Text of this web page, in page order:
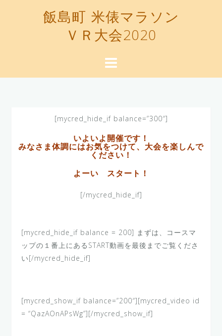
飯島町 米俵マラソン
ＶＲ大会2020
[mycred_hide_if balance=”300″]
いよいよ開催です！
みなさま体調にはお気をつけて、大会を楽しんで
ください！
よーい スタート！
[/mycred_hide_if]
[mycred_hide_if balance = 200] まずは、コースマ
ップの１番上にあるSTART動画を最後までご覧くださ
い[/mycred_hide_if]
[mycred_show_if balance=”200″][mycred_video id
= “QazAOnAPsWg”][/mycred_show_if]